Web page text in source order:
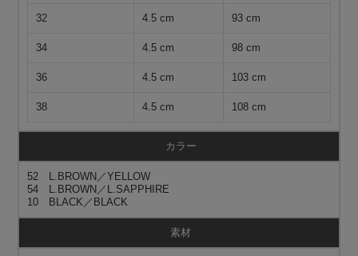
32 4.5 cm 93 cm
34 4.5 cm 98 cm
36 4.5 cm 103 cm
38 4.5 cm 108 cm
カラー
52 L.BROWN／YELLOW
54 L.BROWN／L.SAPPHIRE
10 BLACK／BLACK
素材